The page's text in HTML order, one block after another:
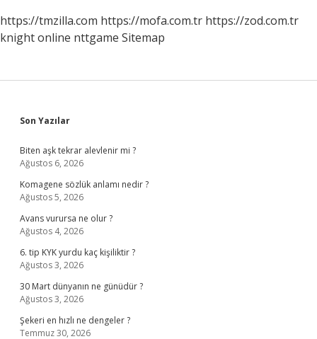
Ne
Kadar
https://tmzilla.com https://mofa.com.tr https://zod.com.tr
knight online nttgame Sitemap
Sidebar
Son Yazılar
Biten aşk tekrar alevlenir mi ?
Ağustos 6, 2026
Komagene sözlük anlamı nedir ?
Ağustos 5, 2026
Avans vurursa ne olur ?
Ağustos 4, 2026
6. tip KYK yurdu kaç kişiliktir ?
Ağustos 3, 2026
30 Mart dünyanın ne günüdür ?
Ağustos 3, 2026
Şekeri en hızlı ne dengeler ?
Temmuz 30, 2026